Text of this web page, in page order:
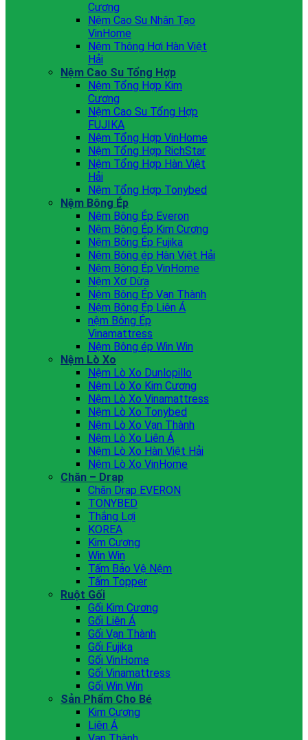
Cương
Nệm Cao Su Nhân Tạo
VinHome
Nệm Thông Hơi Hàn Việt
Hải
Nệm Cao Su Tổng Hợp
Nệm Tổng Hợp Kim
Cương
Nệm Cao Su Tổng Hợp
FUJIKA
Nệm Tổng Hợp VinHome
Nệm Tổng Hợp RichStar
Nệm Tổng Hợp Hàn Việt
Hải
Nệm Tổng Hợp Tonybed
Nệm Bông Ép
Nệm Bông Ép Everon
Nệm Bông Ép Kim Cương
Nệm Bông Ép Fujika
Nệm Bông ép Hàn Việt Hải
Nệm Bông Ép VinHome
Nệm Xơ Dừa
Nệm Bông Ép Vạn Thành
Nệm Bông Ép Liên Á
nệm Bông Ép
Vinamattress
Nệm Bông ép Win Win
Nệm Lò Xo
Nệm Lò Xo Dunlopillo
Nệm Lò Xo Kim Cương
Nệm Lò Xo Vinamattress
Nệm Lò Xo Tonybed
Nệm Lò Xo Vạn Thành
Nệm Lò Xo Liên Á
Nệm Lò Xo Hàn Việt Hải
Nệm Lò Xo VinHome
Chăn – Drap
Chăn Drap EVERON
TONYBED
Thắng Lợi
KOREA
Kim Cương
Win Win
Tấm Bảo Vệ Nệm
Tấm Topper
Ruột Gối
Gối Kim Cương
Gối Liên Á
Gối Vạn Thành
Gối Fujika
Gối VinHome
Gối Vinamattress
Gối Win Win
Sản Phẩm Cho Bé
Kim Cương
Liên Á